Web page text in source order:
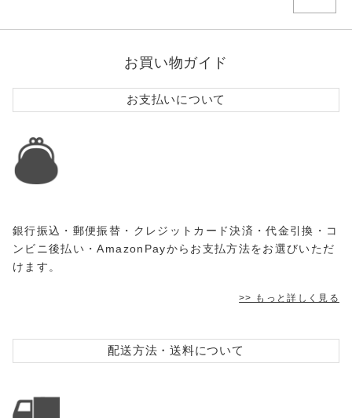
お買い物ガイド
お支払いについて
銀行振込・郵便振替・クレジットカード決済・代金引換・コ
ンビニ後払い・AmazonPayからお支払方法をお選びいただ
けます。
>> もっと詳しく見る
配送方法・送料について